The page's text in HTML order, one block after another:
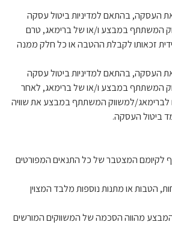
בהתאם למדיניות ביטול עסקה
המשתתף במבצע ו/או של ברימאג, טרם
זכאותו לקבלת ההטבה או כל חלק ממנה
בהתאם למדיניות ביטול עסקה
המשתתף במבצע ו/או של ברימאג, לאחר
למשווק המשתתף במבצע את שוויה
ביטול העסקה.
לקיומם המצטבר של כל התנאים המפורטים
הטבות או מתנות נוספות מלבד המצוין
מהווה הסכמה של המשווקים המורשים